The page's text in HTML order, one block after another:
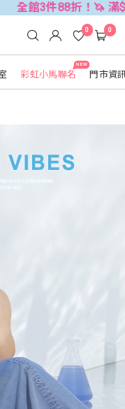
件88折！🦄 滿$2500
NEW
彩虹小馬聯名 門市資
0 0